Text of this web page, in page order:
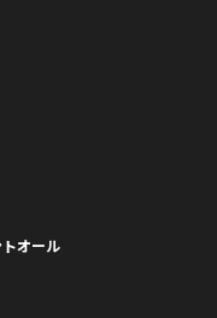
オール